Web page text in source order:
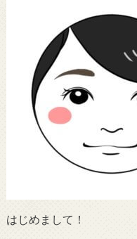
はじめまして！